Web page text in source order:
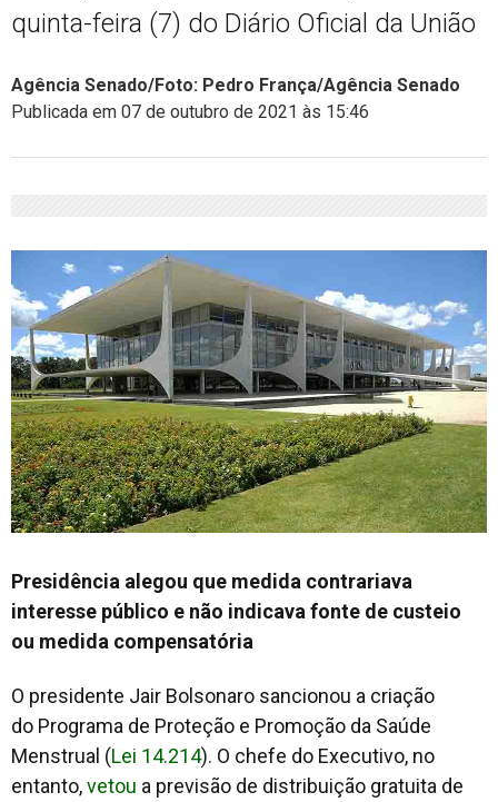
quinta-feira (7) do Diário Oficial da União
Agência Senado/Foto: Pedro França/Agência Senado
Publicada em 07 de outubro de 2021 às 15:46
Presidência alegou que medida contrariava
interesse público e não indicava fonte de custeio
ou medida compensatória
O presidente Jair Bolsonaro sancionou a criação
do Programa de Proteção e Promoção da Saúde
Menstrual (Lei 14.214). O chefe do Executivo, no
entanto,vetou a previsão de distribuição gratuita de